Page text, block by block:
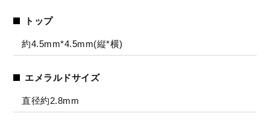
トップ
約4.5mm*4.5mm(縦*横)
エメラルドサイズ
直径約2.8mm